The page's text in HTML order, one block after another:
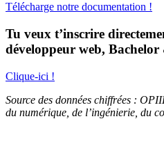
Télécharge notre documentation !
Tu veux t’inscrire
développeur web,
Clique-ici !
Source des données chiffrées :
du numérique, de l’ingénierie, du